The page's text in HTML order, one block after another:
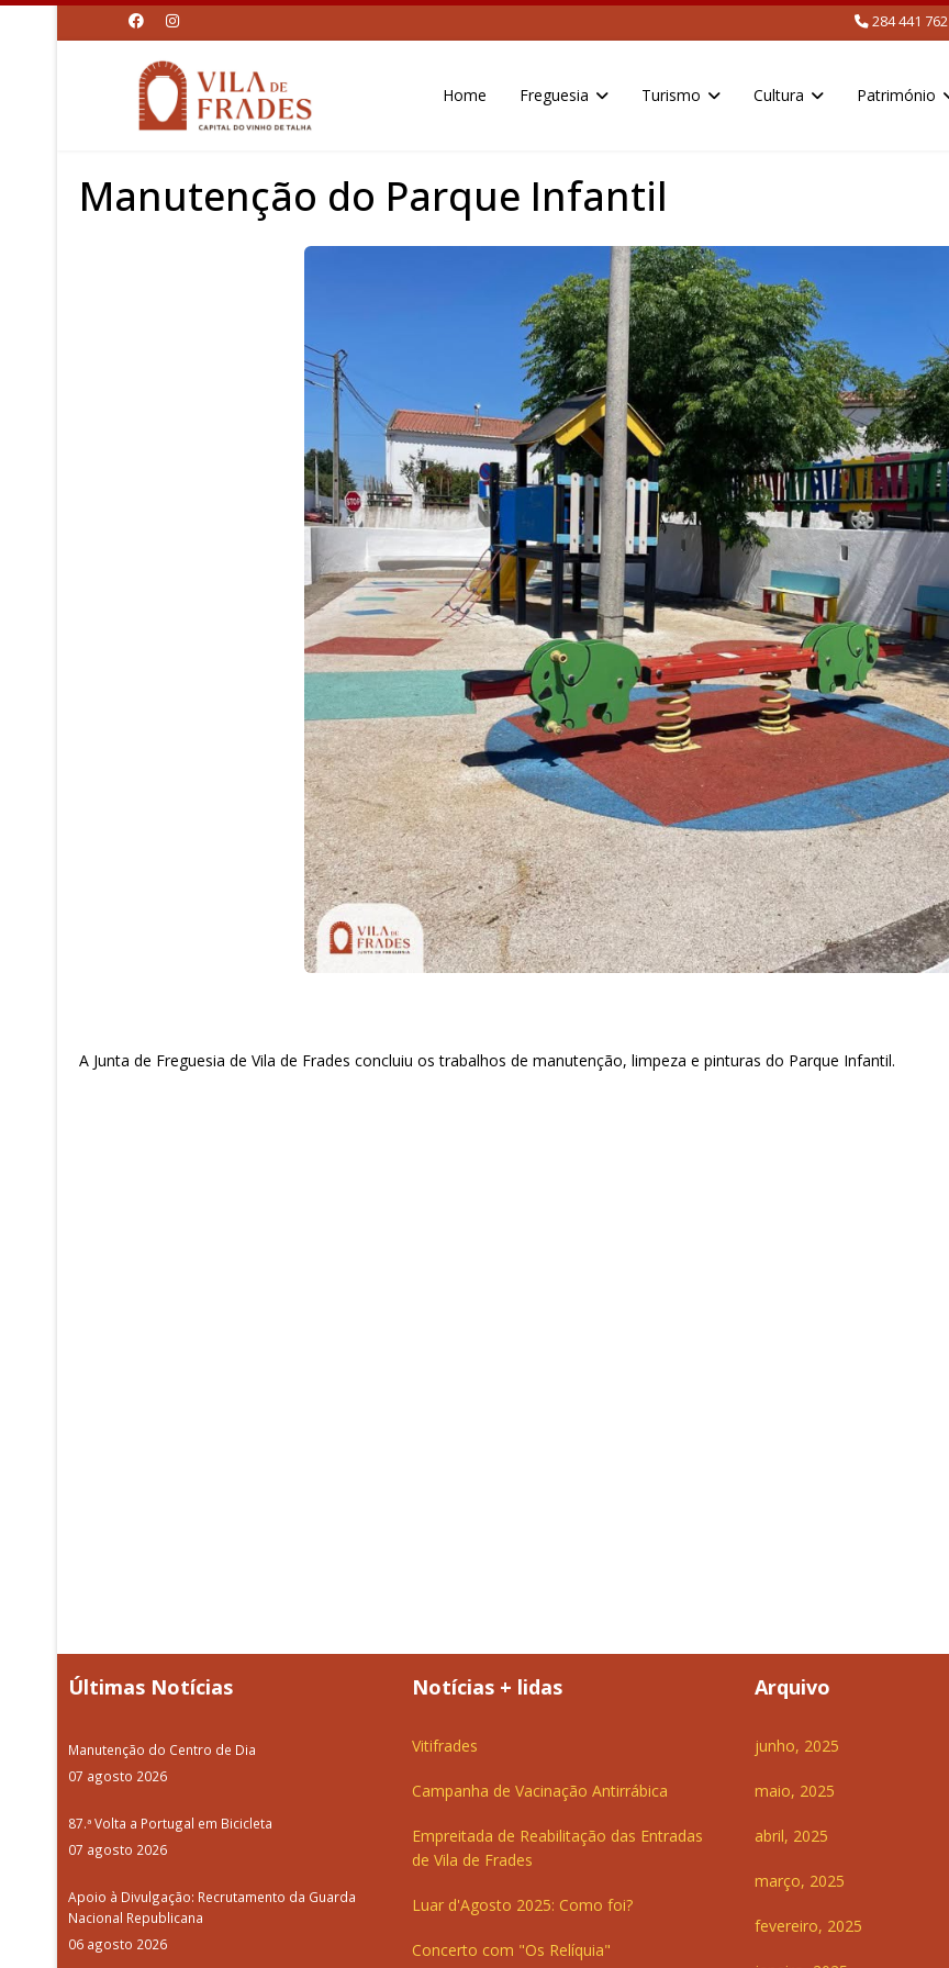
284 441 762
Home Freguesia Turismo Cultura Património
Manutenção do Parque Infantil
A Junta de Freguesia de Vila de Frades concluiu os trabalhos de manutenção, limpeza e pinturas do Parque Infantil.
Últimas Notícias
Manutenção do Centro de Dia
07 agosto 2026
87.ª Volta a Portugal em Bicicleta
07 agosto 2026
Apoio à Divulgação: Recrutamento da Guarda
Nacional Republicana
06 agosto 2026
Notícias + lidas
Vitifrades
Campanha de Vacinação Antirrábica
Empreitada de Reabilitação das Entradas
de Vila de Frades
Luar d'Agosto 2025: Como foi?
Concerto com "Os Relíquia"
Arquivo
junho, 2025
maio, 2025
abril, 2025
março, 2025
fevereiro, 2025